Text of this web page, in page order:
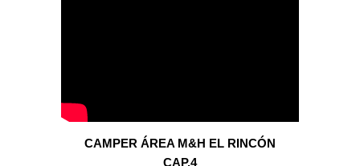
CAMPER ÁREA M&H EL RINCÓN
CAP.4